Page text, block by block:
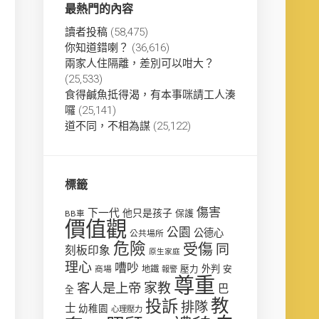
最熱門的內容
讀者投稿 (58,475)
你知道錯喇？ (36,616)
兩家人住隔離，差別可以咁大？
(25,533)
食得鹹魚抵得渴，有本事咪請工人湊
囉 (25,141)
道不同，不相為謀 (25,122)
標籤
BB車 下一代 他只是孩子 保護 傷害
價值觀 公共場所 公園 公德心
刻板印象 危險 原生家庭 受傷 同
理心 商場 嘈吵 地鐵 報警 壓力 外判 安
全 客人是上帝 家教 尊重 巴
士 幼稚園 心理壓力 投訴排隊 教